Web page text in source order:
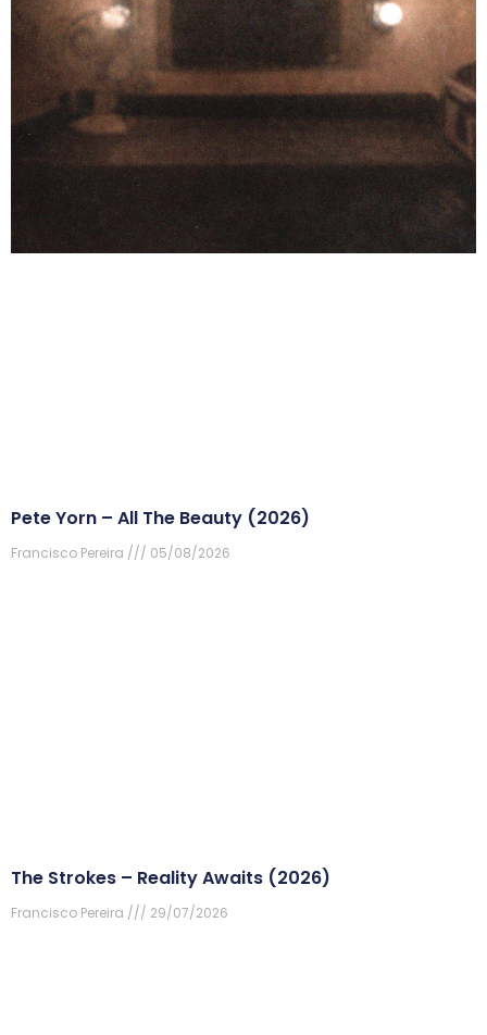
Pete Yorn – All The Beauty (2026)
Francisco Pereira 05/08/2026
The Strokes – Reality Awaits (2026)
Francisco Pereira 29/07/2026